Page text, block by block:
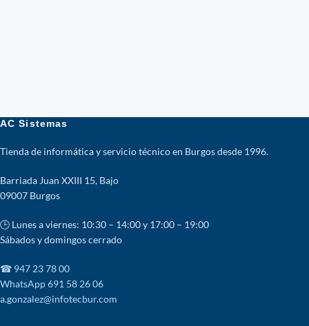
AC Sistemas
Tienda de informática y servicio técnico en Burgos desde 1996.
Barriada Juan XXIII 15, Bajo
09007 Burgos
🕒 Lunes a viernes: 10:30 – 14:00 y 17:00 – 19:00
Sábados y domingos cerrado
☎ 947 23 78 00
WhatsApp 691 58 26 06
a.gonzalez@infotecbur.com